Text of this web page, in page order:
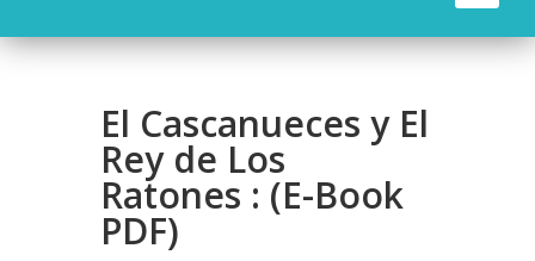
El Cascanueces y El
Rey de Los
Ratones : (E-Book
PDF)